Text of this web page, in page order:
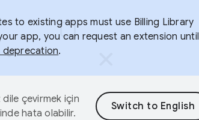
to existing apps must use Billing Library
app, you can request an extension until
deprecation.
çevirmek için
hata olabilir.